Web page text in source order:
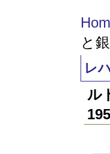
と
レ
ル